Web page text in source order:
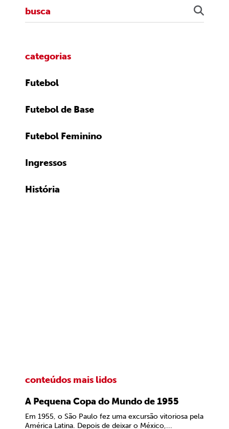
categorias
Futebol
Futebol de Base
Futebol Feminino
Ingressos
História
conteúdos mais lidos
A Pequena Copa do Mundo de 1955
Em 1955, o São Paulo fez uma excursão vitoriosa pela
América Latina. Depois de deixar o México,...